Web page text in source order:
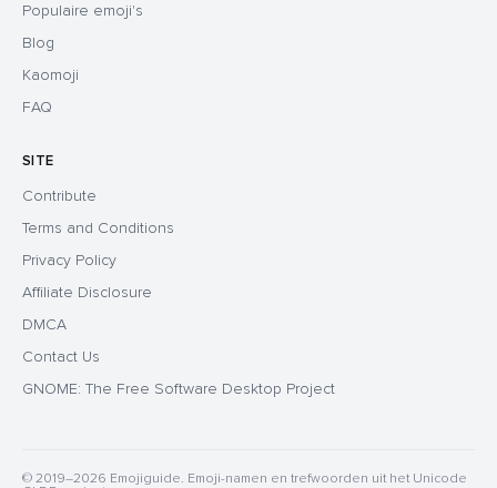
Populaire emoji's
Blog
Kaomoji
FAQ
SITE
Contribute
Terms and Conditions
Privacy Policy
Affiliate Disclosure
DMCA
Contact Us
GNOME: The Free Software Desktop Project
© 2019–2026 Emojiguide. Emoji-namen en trefwoorden uit het Unicode